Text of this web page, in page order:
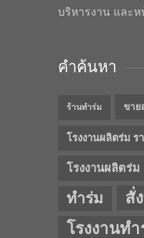
บริหารงาน และห
คำค้นหา
ร้านทำร่ม ขาย
โรงงานผลิตร่ม ร
โรงงานผลิตร่ม
ทำร่ม
สั่
โรงงานทำ